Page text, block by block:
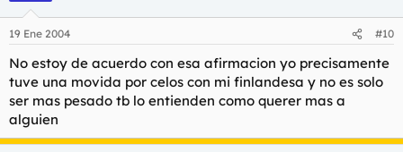
19 Ene 2004 #10
No estoy de acuerdo con esa afirmacion yo precisamente
tuve una movida por celos con mi finlandesa y no es solo
ser mas pesado tb lo entienden como querer mas a
alguien